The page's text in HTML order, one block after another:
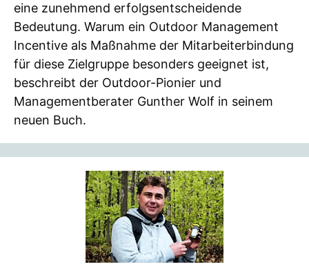
eine zunehmend erfolgsentscheidende
Bedeutung. Warum ein Outdoor Management
Incentive als Maßnahme der Mitarbeiterbindung
für diese Zielgruppe besonders geeignet ist,
beschreibt der Outdoor-Pionier und
Managementberater Gunther Wolf in seinem
neuen Buch.